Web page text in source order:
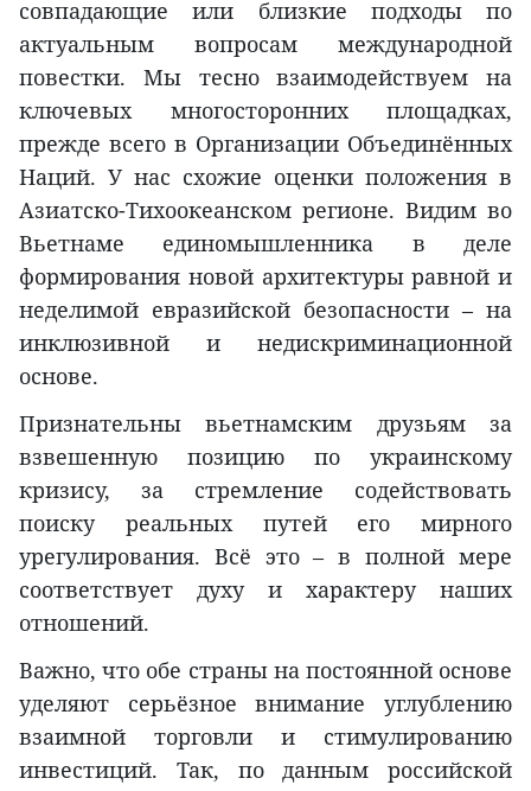
совпадающие или близкие подходы по
актуальным вопросам международной
повестки. Мы тесно взаимодействуем на
ключевых многосторонних площадках,
прежде всего в Организации Объединённых
Наций. У нас схожие оценки положения в
Азиатско-Тихоокеанском регионе. Видим во
Вьетнаме единомышленника в деле
формирования новой архитектуры равной и
неделимой евразийской безопасности – на
инклюзивной и недискриминационной
основе.
Признательны вьетнамским друзьям за
взвешенную позицию по украинскому
кризису, за стремление содействовать
поиску реальных путей его мирного
урегулирования. Всё это – в полной мере
соответствует духу и характеру наших
отношений.
Важно, что обе страны на постоянной основе
уделяют серьёзное внимание углублению
взаимной торговли и стимулированию
инвестиций. Так, по данным российской